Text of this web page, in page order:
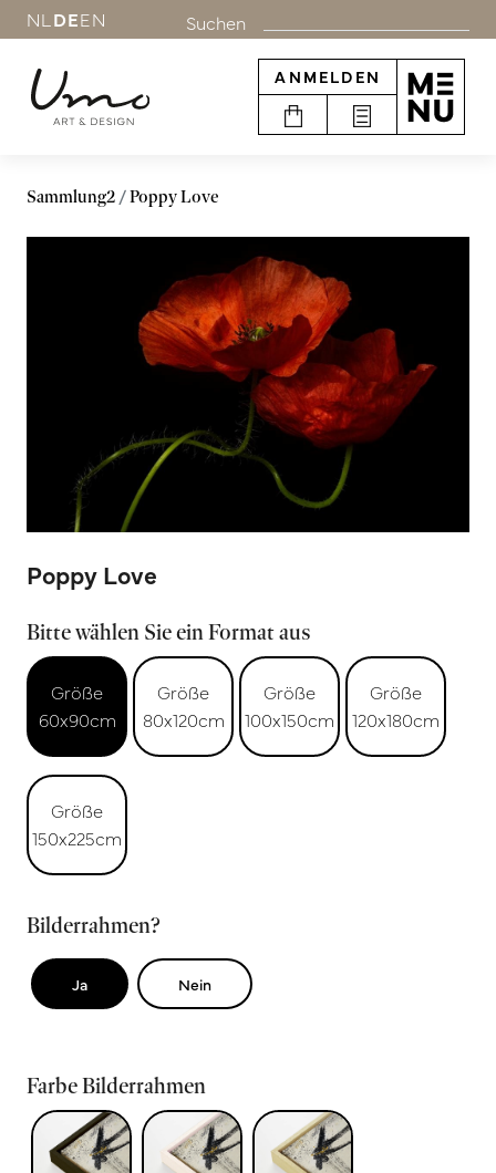
NL DEEN Suchen
ANMELDEN
Sammlung2 Poppy Love
Poppy Love
Bitte wählen Sie ein Format aus
Größe
60x90cm
Größe
80x120cm
Größe
100x150cm
Größe
120x180cm
Größe
150x225cm
Bilderrahmen?
Ja Nein
Farbe Bilderrahmen